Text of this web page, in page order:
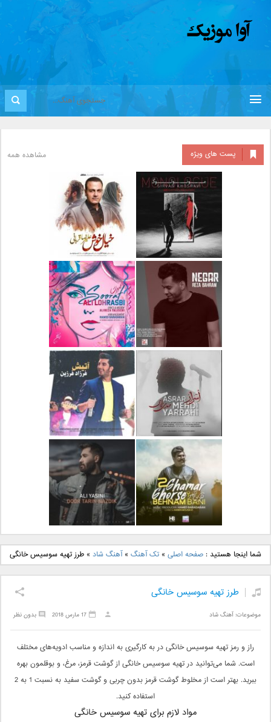
پست های ویژه مشاهده همه
دانلود آلبوم جدید سیروان
خسروی بنام مونولوگ
دانلود آهنگ جدید علیرضا
قربانی بنام خیال خوش
دانلود آهنگ جدید رضا
بهرام بنام نگار
دانلود آهنگ جدید علی
لهراسبی بنام صورت
دانلود آهنگ جدید مهدی
یراحی بنام اسرار
دانلود آهنگ جدید فرزاد
فرزین بنام آتیش
دانلود آهنگ جدید بهنام
بانی بنام قرص قمر 2
دانلود آهنگ جدید علی
یاسینی بنام دورترین نزدیک
شما اینجا هستید :صفحه اصلی »تک آهنگ »آهنگ شاد »طرز تهیه سوسیس خانگی
طرز تهیه سوسیس خانگی
موضوعات:آهنگ شاد بدون نظر 17 مارس 2018
راز و رمز تهیه‌ سوسیس خانگی در به کارگیری به اندازه و مناسب ادویه‌های مختلف
است. شما می‌توانید در تهیه‌ سوسیس خانگی از گوشت قرمز، مرغ، و بوقلمون بهره
ببرید. بهتر است از مخلوط گوشت قرمز بدون چربی و گوشت سفید به نسبت 1 به 2
استفاده کنید.
مواد لازم برای تهیه سوسیس خانگی